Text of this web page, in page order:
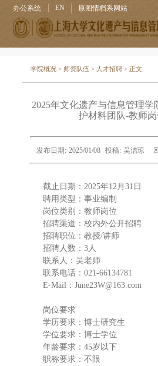
办公系统 EN 原图情档系网站
学院概况 > 师资队伍 > 人才招聘 > 正文
2025年文化遗产与信息管理学
护材料团队-教师
发布日期: 2025/01/08 投稿: 吴洁琼
截止日期：2025年12月31日
聘用类型：事业编制
岗位类别：教师岗位
招聘渠道：校内外公开招聘
招聘职位：教授/讲师
招聘人数：3人
联系人：吴老师
联系电话：021-66134781
E-Mail：June23W@163.com
岗位要求
学历要求：博士研究生
学位要求：博士学位
年龄要求：45岁以下
职称要求：不限